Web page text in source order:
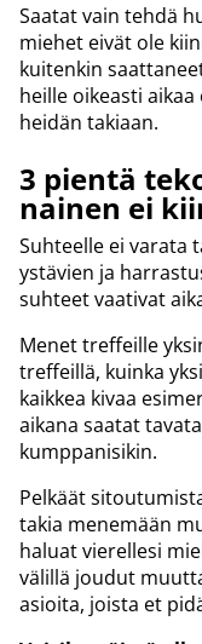
Saatat vain tehdä
miehet eivät ole
kuitenkin
heille oikeasti
heidän takiaan.
3 pientä
nainen ei
Suhteelle ei varata
ystävien ja
suhteet vaativat
Menet treffeille
treffeillä, kuinka
kaikkea kivaa
aikana saatat
kumppanisikin.
Pelkäät
takia menemään
haluat vierellesi
välillä joudut
asioita, joista et